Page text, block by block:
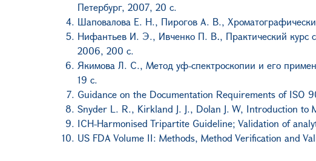
Петербург, 2007, 20 с.
Шаповалова Е. Н., Пирогов А. В.,
Нифантьев И. Э., Ивченко П. В․, Практический курс
2006, 200 с.
Якимова Л. С., Метод уф-спектроскопии и его
19 с.
Guidance on the Documentation Requirements of ISO
Snyder L. R., Kirkland J. J., Dolan J. W, Introduction
ICH-Harmonised Tripartite Guideline; Validation of
US FDA Volume II: Methods, Method Verification and